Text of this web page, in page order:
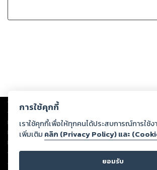
Copyright © 2026
ต่อผลงานหรือเนื้อหาใดที่อัปโหลดผ่านเว็บไซต์และปรากฏว่
ทรัพย์สินทางปัญญาของบุคคลอื่นหรือขัดต่อกฎหมายและ
ทุกท่านโปรดใช้วิจารณญาณในการกลั่นกรองด้วยตนเอง
หนึ่งส่วนใดขัดต่อกฎหมายและศีลธรรม กรุณาแจ้งมายังบริ
ดำเนินการในทันที ทั้งนี้ ทางสตอรี่ล็อกขอสงวนลิขสิทธิ์
ลิขสิทธิ์ พ.ศ. 2537 (ฉบับล่าสุด)
การใช้คุกกี้
เราใช้คุกกี้เพื่อให้ทุกคนได้ประสบการณ์การใช้
เพิ่มเติม คลิก (Privacy Policy) และ
ยอมรับ